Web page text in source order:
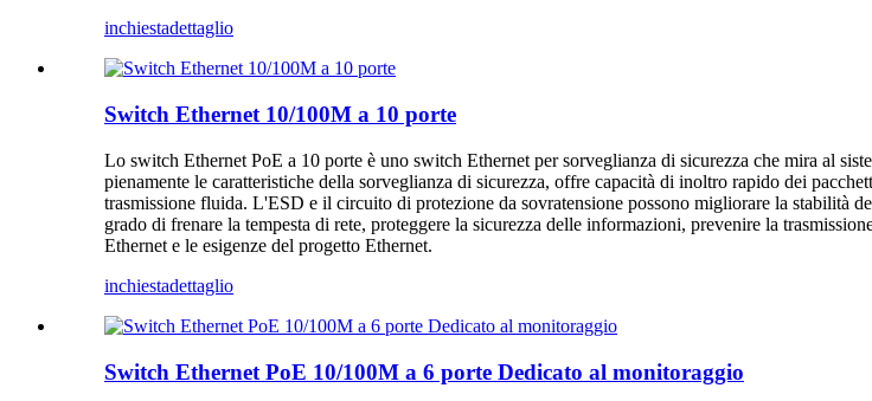
inchiestadettaglio
Switch Ethernet 10/100M a 10 porte
Lo switch Ethernet PoE a 10 porte è uno switch Ethernet per sorveglianza di sicurezza che mira al
pienamente le caratteristiche della sorveglianza di sicurezza, offre capacità di inoltro rapido dei
trasmissione fluida. L'ESD e il circuito di protezione da sovratensione possono migliorare la
grado di frenare la tempesta di rete, proteggere la sicurezza delle informazioni, prevenire la
Ethernet e le esigenze del progetto Ethernet.
inchiestadettaglio
Switch Ethernet PoE 10/100M a 6 porte Dedicato al monitoraggio